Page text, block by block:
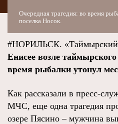
Очередная трагедия: во время
поселка Носок.
#НОРИЛЬСК. «Таймырский
Енисее возле
время рыбалки утонул
Как рассказали в пресс-
МЧС, еще одна трагедия
озере Пясино – мужчина